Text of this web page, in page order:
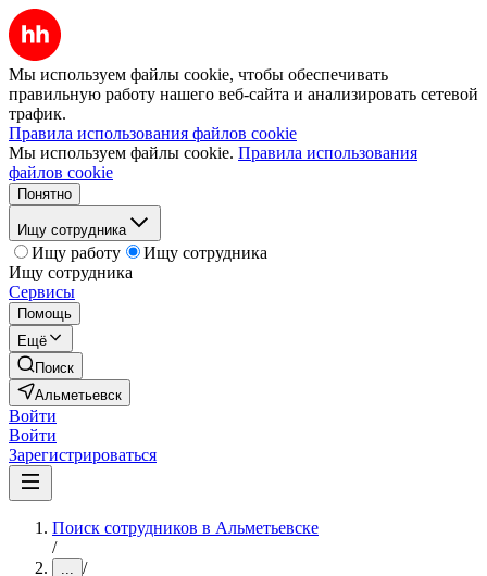
Мы используем файлы cookie, чтобы обеспечивать
правильную работу нашего веб-сайта и анализировать сетевой
трафик.
Правила использования файлов cookie
Мы используем файлы cookie. Правила использования
файлов cookie
Понятно
Ищу сотрудника
Ищу работу
Ищу сотрудника
Ищу сотрудника
Сервисы
Помощь
Ещё
Поиск
Альметьевск
Войти
Войти
Зарегистрироваться
Поиск сотрудников в Альметьевске
/
... /